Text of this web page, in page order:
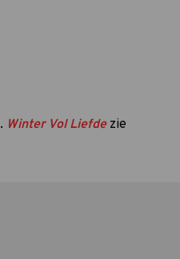
. Winter Vol Liefdezie